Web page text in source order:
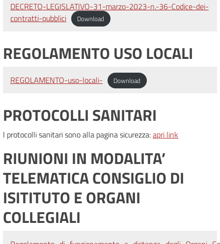
DECRETO-LEGISLATIVO-31-marzo-2023-n.-36-Codice-dei-
contratti-pubblici
Download
REGOLAMENTO USO LOCALI
REGOLAMENTO-uso-locali- Download
PROTOCOLLI SANITARI
I protocolli sanitari sono alla pagina sicurezza:apri link
RIUNIONI IN MODALITA’
TELEMATICA CONSIGLIO DI
ISITITUTO E ORGANI
COLLEGIALI